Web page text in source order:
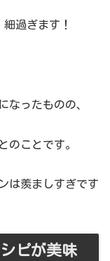
過ぎます！
なったものの、
のことです。
は羨ましすぎです
ピが美味